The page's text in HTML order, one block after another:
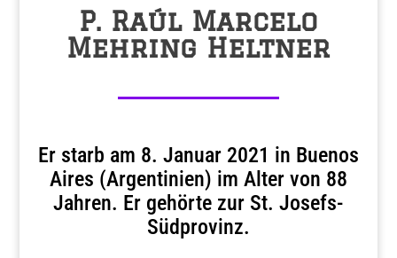
P. Raúl Marcelo
Mehring Heltner
Er starb am 8. Januar 2021 in Buenos
Aires (Argentinien) im Alter von 88
Jahren. Er gehörte zur St. Josefs-
Südprovinz.